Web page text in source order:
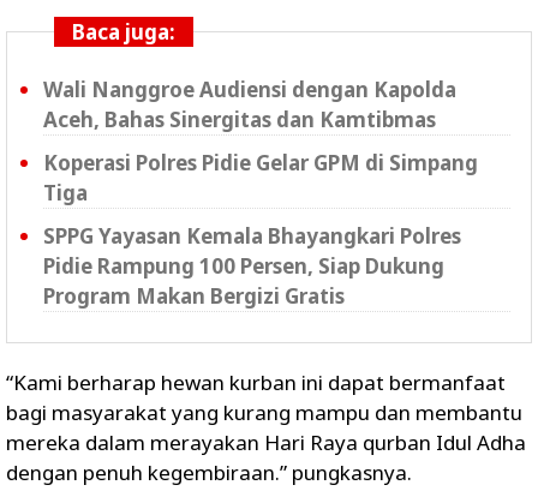
Baca juga:
Wali Nanggroe Audiensi dengan Kapolda
Aceh, Bahas Sinergitas dan Kamtibmas
Koperasi Polres Pidie Gelar GPM di Simpang
Tiga
SPPG Yayasan Kemala Bhayangkari Polres
Pidie Rampung 100 Persen, Siap Dukung
Program Makan Bergizi Gratis
“Kami berharap hewan kurban ini dapat bermanfaat
bagi masyarakat yang kurang mampu dan membantu
mereka dalam merayakan Hari Raya qurban Idul Adha
dengan penuh kegembiraan.” pungkasnya.